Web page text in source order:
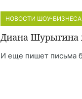
НОВОСТИ ШОУ-БИЗНЕСА
Диана Шурыгина
И еще пишет письма